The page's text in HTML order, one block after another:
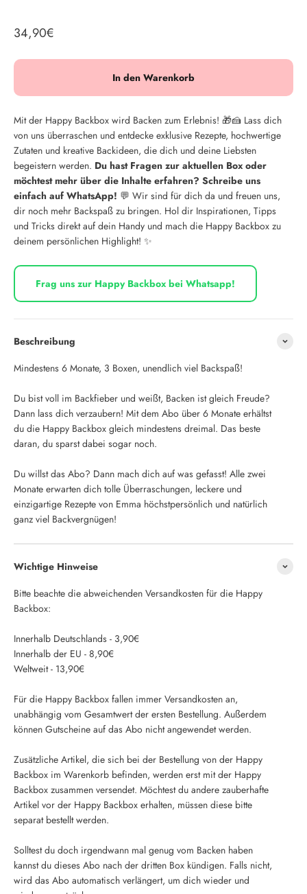
Angebot
34,90€
In den Warenkorb
Mit der Happy Backbox wird Backen zum Erlebnis! 🎁🍰 Lass dich
von uns überraschen und entdecke exklusive Rezepte, hochwertige
Zutaten und kreative Backideen, die dich und deine Liebsten
begeistern werden. Du hast Fragen zur aktuellen Box oder
möchtest mehr über die Inhalte erfahren? Schreibe uns
einfach auf WhatsApp! 💬 Wir sind für dich da und freuen uns,
dir noch mehr Backspaß zu bringen. Hol dir Inspirationen, Tipps
und Tricks direkt auf dein Handy und mach die Happy Backbox zu
deinem persönlichen Highlight! ✨
Frag uns zur Happy Backbox bei Whatsapp!
Beschreibung
Mindestens 6 Monate, 3 Boxen, unendlich viel Backspaß!
Du bist voll im Backfieber und weißt, Backen ist gleich Freude?
Dann lass dich verzaubern! Mit dem Abo über 6 Monate erhältst
du die Happy Backbox gleich mindestens dreimal. Das beste
daran, du sparst dabei sogar noch.
Du willst das Abo? Dann mach dich auf was gefasst! Alle zwei
Monate erwarten dich tolle Überraschungen, leckere und
einzigartige Rezepte von Emma höchstpersönlich und natürlich
ganz viel Backvergnügen!
Wichtige Hinweise
Bitte beachte die abweichenden Versandkosten für die Happy
Backbox:
Innerhalb Deutschlands - 3,90€
Innerhalb der EU - 8,90€
Weltweit - 13,90€
Für die Happy Backbox fallen immer Versandkosten an,
unabhängig vom Gesamtwert der ersten Bestellung. Außerdem
können Gutscheine auf das Abo nicht angewendet werden.
Zusätzliche Artikel, die sich bei der Bestellung von der Happy
Backbox im Warenkorb befinden, werden erst mit der Happy
Backbox zusammen versendet. Möchtest du andere zauberhafte
Artikel vor der Happy Backbox erhalten, müssen diese bitte
separat bestellt werden.
Solltest du doch irgendwann mal genug vom Backen haben
kannst du dieses Abo nach der dritten Box kündigen. Falls nicht,
wird das Abo automatisch verlängert, um dich wieder und